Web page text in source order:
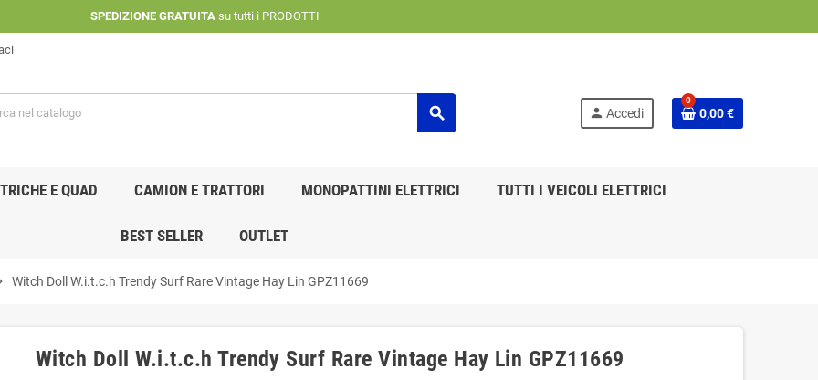
SPEDIZIONE GRATUITAsu tutti i PRODOTTI
search person Accedi
0
0,00 €
E QUAD CAMION E TRATTORI MONOPATTINI ELETTRICI TUTTI I VEICOLI ELETTRICI
BEST SELLER OUTLET
Witch Doll W.i.t.c.h Trendy Surf Rare Vintage Hay Lin GPZ11669
Witch Doll W.i.t.c.h Trendy Surf Rare Vintage Hay Lin GPZ11669